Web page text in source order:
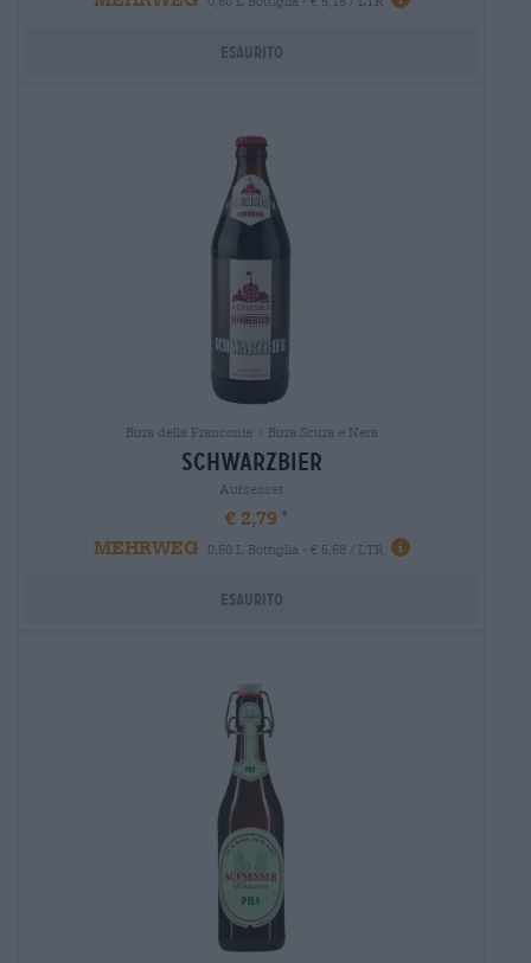
Esaurito
Birra della Franconia | Birra Scura e Nera
schwarzbier
Aufsesser
€ 2,79
MEHRWEG
0,50 L Bottiglia - € 5,58 / LTR
Esaurito